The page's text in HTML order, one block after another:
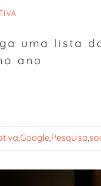
uma lista
ano
,Google,Pesquisa,